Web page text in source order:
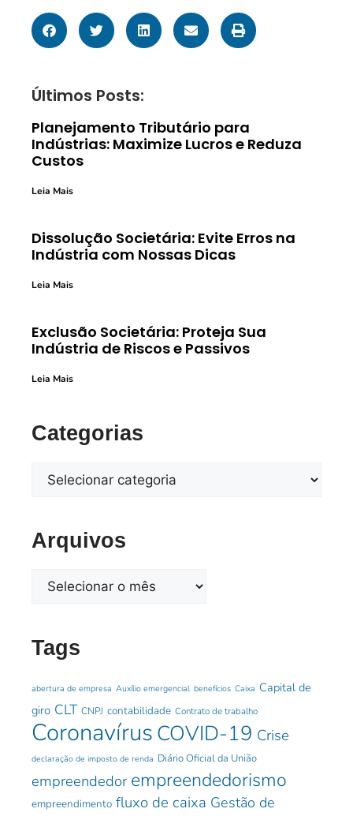
Últimos Posts:
Planejamento Tributário para
Indústrias: Maximize Lucros e Reduza
Custos
Leia Mais
Dissolução Societária: Evite Erros na
Indústria com Nossas Dicas
Leia Mais
Exclusão Societária: Proteja Sua
Indústria de Riscos e Passivos
Leia Mais
Categorias
Arquivos
Tags
abertura de empresa Auxílio emergencial benefícios Caixa Capital de
giro CLT CNPJ contabilidade Contrato de trabalho
Coronavírus COVID-19 Crise
declaração de imposto de renda Diário Oficial da União
empreendedor empreendedorismo
empreendimento fluxo de caixa Gestão de